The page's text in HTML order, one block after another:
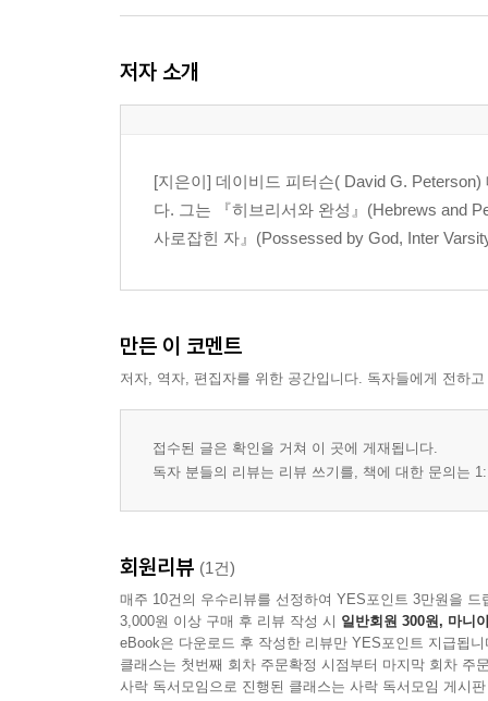
최초의 제자들과 성전│스데반 설교의 급진성│
결론
회심한 이들이 하나님께 드리는 삶의 방식으로서
7장 하나님 백성의 모임 안에서의 예배
8장 히브리서와 예수를 향한 예배
예수의 최종적 예배│하나님의 아들에게 드리는
속의 소망을 굳게 잡자│결론
9장 요한계시록이 말하는 예배
10장 예배와 복음: 총정리
나가는 글 330
저자 소개
[지은이] 데이비드 피터슨( David G.
다. 그는 『히브리서와 완성』(Hebrews and
사로잡힌 자』(Possessed by God, Inter
만든 이 코멘트
저자, 역자, 편집자를 위한 공간입니다. 독자들에게 전하
접수된 글은 확인을 거쳐 이 곳에 게재됩니다.
독자 분들의 리뷰는 리뷰 쓰기를, 책에 대한 문의는
회원리뷰 (1건)
매주 10건의 우수리뷰를 선정하여 YES포인트 3만원을 드
3,000원 이상 구매 후 리뷰 작성 시 일반회원 300원, 마니
eBook은 다운로드 후 작성한 리뷰만 YES포인트 지급됩니
클래스는 첫번째 회차 주문확정 시점부터 마지막 회차 주
사락 독서모임으로 진행된 클래스는 사락 독서모임 게시